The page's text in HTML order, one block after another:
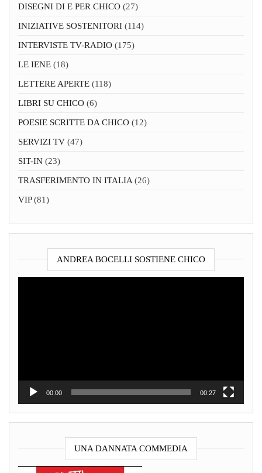
DISEGNI DI E PER CHICO (27)
INIZIATIVE SOSTENITORI (114)
INTERVISTE TV-RADIO (175)
LE IENE (18)
LETTERE APERTE (118)
LIBRI SU CHICO (6)
POESIE SCRITTE DA CHICO (12)
SERVIZI TV (47)
SIT-IN (23)
TRASFERIMENTO IN ITALIA (26)
VIP(81)
ANDREA BOCELLI SOSTIENE CHICO
00:00 00:27
UNA DANNATA COMMEDIA